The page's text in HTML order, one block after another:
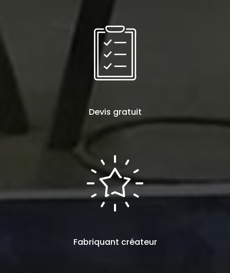
Devis gratuit
Fabriquant créateur